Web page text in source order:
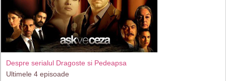
Despre serialul Dragoste si Pedeapsa
Ultimele 4 episoade